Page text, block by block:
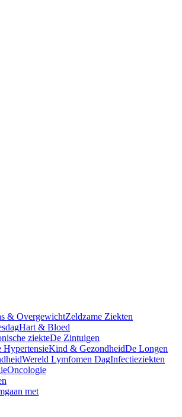
& OvergewichtZeldzame Ziekten
Hart & Bloed
ziekteDe Zintuigen
HypertensieKind & GezondheidDe Longen
Wereld Lymfomen DagInfectieziekten
Oncologie
met